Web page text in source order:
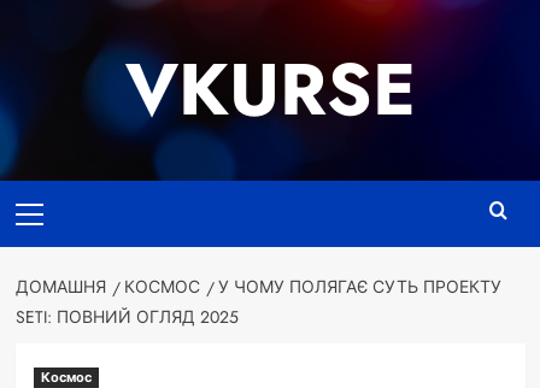
VKURSE
меню
ДОМАШНЯ КОСМОС
У ЧОМУ ПОЛЯГАЄ СУТЬ ПРОЕКТУ
SETI: ПОВНИЙ ОГЛЯД 2025
Космос